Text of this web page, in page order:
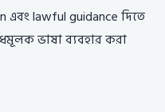
lawful guidance দিতে
ভাষা ব্যবহার করা